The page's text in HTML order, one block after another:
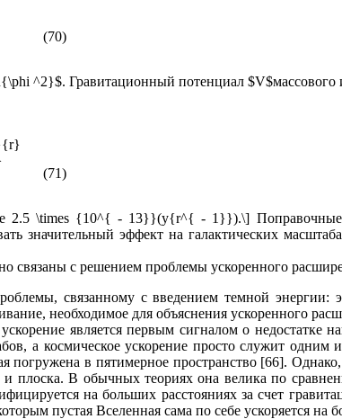
(70)
^2}$. Гравитационный потенциал $V$массового
(71)
2.5 \times {10^{ - 13}}(y{r^{ - 1}}).\] Поправочные
значительный эффект на галактических
связаны с решением проблемы ускоренного
связанному с введением темной
необходимое для объяснения ускоренного
является первым сигналом о недостатке
а космическое ускорение просто служит
в пятимерное пространство [66].
и плоска. В обычных теориях она велика по
на больших расстояниях за счет
пустая Вселенная сама по себе ускоряется на